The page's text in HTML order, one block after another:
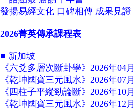
發揚易經文化 口碑相傳 成果見證
2026菁英傳承課程表
■ 新加坡
《六爻多層次斷卦學》2026年04
《乾坤國寶三元風水》2026年07
《四柱子平縱勁論斷》2026年10
《乾坤國寶三元風水》2026年12